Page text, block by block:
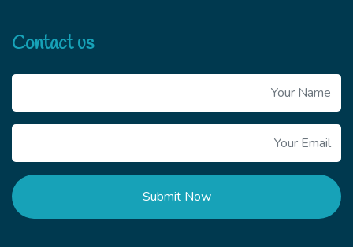
Contact us
Submit Now